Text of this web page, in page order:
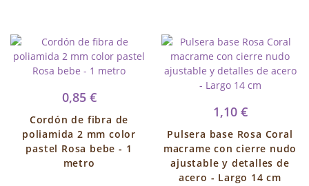
0,85 €
Cordón de fibra de
poliamida 2 mm color
pastel Rosa bebe - 1
metro
1,10 €
Pulsera base Rosa Coral
macrame con cierre nudo
ajustable y detalles de
acero - Largo 14 cm